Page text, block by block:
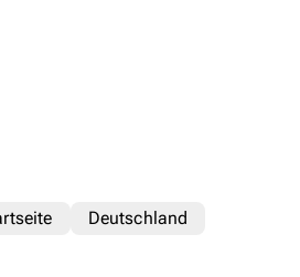
Deutschland